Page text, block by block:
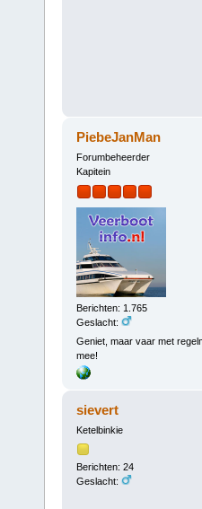
PiebeJanMan
Forumbeheerder
Kapitein
Berichten: 1.765
Geslacht:
Geniet, maar vaar met
mee!
sievert
Ketelbinkie
Berichten: 24
Geslacht: